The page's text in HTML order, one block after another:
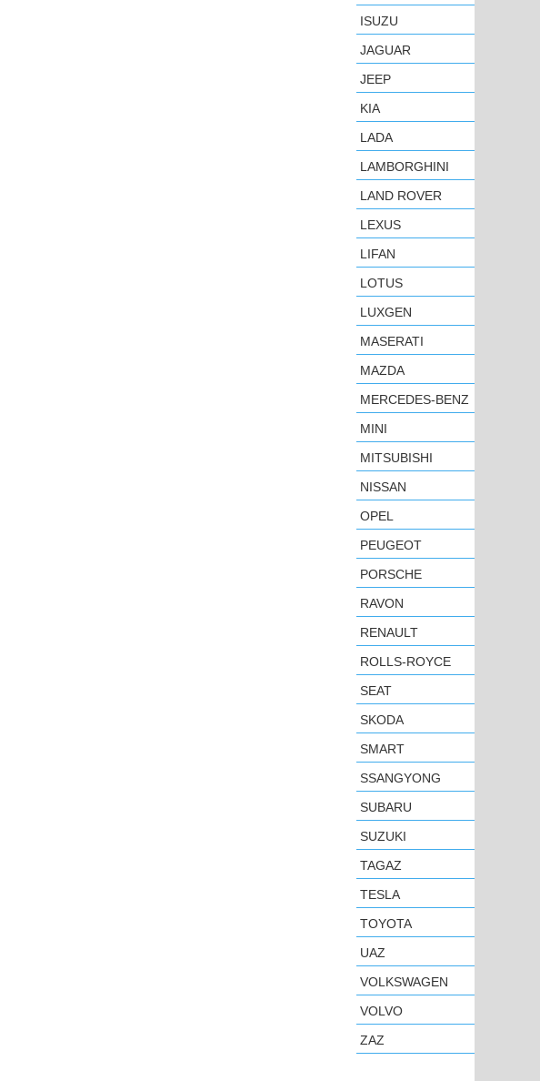
ISUZU
JAGUAR
JEEP
KIA
LADA
LAMBORGHINI
LAND ROVER
LEXUS
LIFAN
LOTUS
LUXGEN
MASERATI
MAZDA
MERCEDES-BENZ
MINI
MITSUBISHI
NISSAN
OPEL
PEUGEOT
PORSCHE
RAVON
RENAULT
ROLLS-ROYCE
SEAT
SKODA
SMART
SSANGYONG
SUBARU
SUZUKI
TAGAZ
TESLA
TOYOTA
UAZ
VOLKSWAGEN
VOLVO
ZAZ